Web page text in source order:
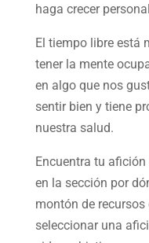
haga crecer
El tiempo libre está
tener la mente
en algo que nos
sentir bien y tiene
nuestra salud.
Encuentra tu afición
en la sección por
montón de
seleccionar una